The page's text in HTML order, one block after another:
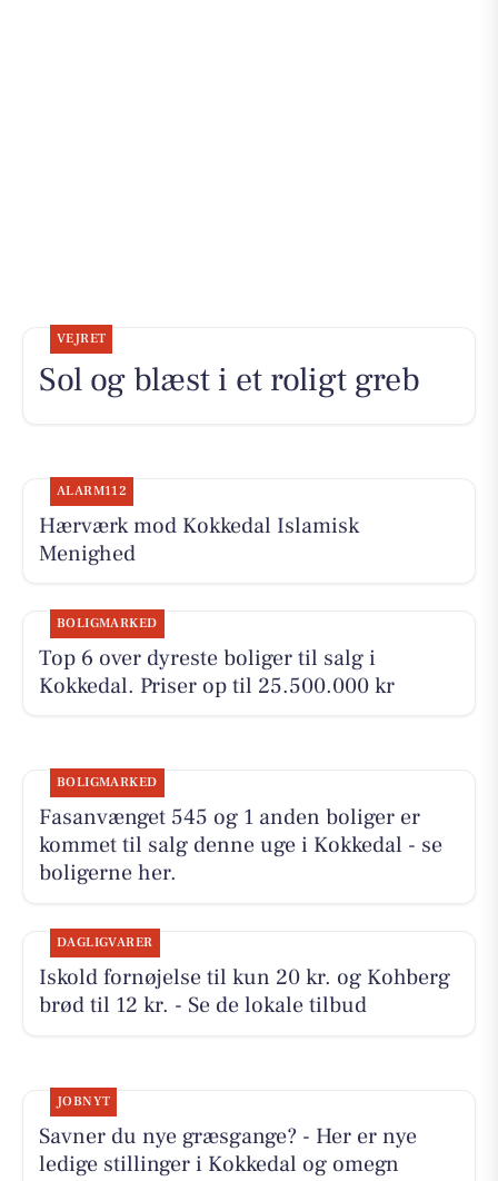
VEJRET
Sol og blæst i et roligt greb
ALARM112
Hærværk mod Kokkedal Islamisk
Menighed
BOLIGMARKED
Top 6 over dyreste boliger til salg i
Kokkedal. Priser op til 25.500.000 kr
BOLIGMARKED
Fasanvænget 545 og 1 anden boliger er
kommet til salg denne uge i Kokkedal - se
boligerne her.
DAGLIGVARER
Iskold fornøjelse til kun 20 kr. og Kohberg
brød til 12 kr. - Se de lokale tilbud
JOBNYT
Savner du nye græsgange? - Her er nye
ledige stillinger i Kokkedal og omegn